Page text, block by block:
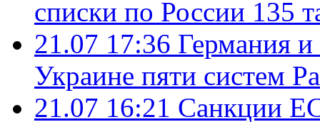
списки по России 135
21.07 17:36 Германия
Украине пяти систем
21.07 16:21 Санкции